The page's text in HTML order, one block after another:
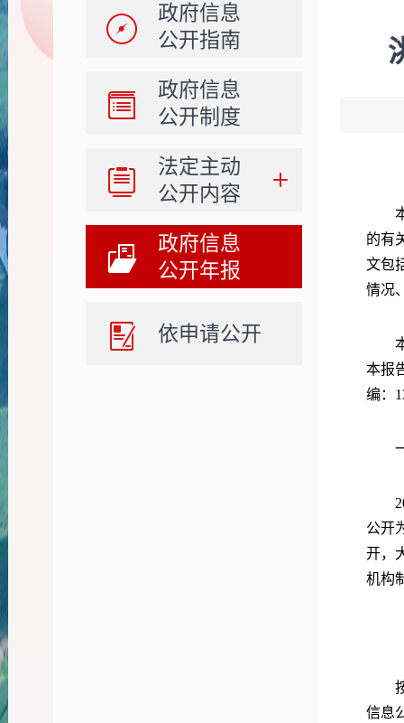
政府信息
公开指南
政府信息
公开制度
法定主动
公开内容
政府信息
公开年报
依申请公开
本
的有
文包
情况
本
本报
编：
一
公开
开，
机构
按
信息